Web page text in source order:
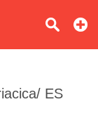
ES